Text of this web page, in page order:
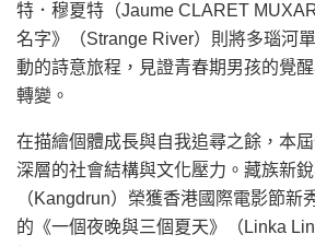
特．穆夏特（Jaume CLARET
名字》（Strange River）則將多瑙河
動的詩意旅程，見證青春期男孩的覺
轉變。
在描繪個體成長與自我追尋之餘，本
深層的社會結構與文化壓力。藏族新
（Kangdrun）榮獲香港國際電影節新
的《一個夜晚與三個夏天》（Linka